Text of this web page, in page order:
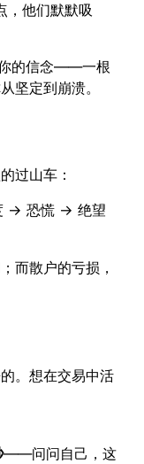
，他们默默吸
你的信念——一根
坚定到崩溃。
过山车：
→ 恐慌 → 绝望
而散户的亏损，
。想在交易中活
——问问自己，这